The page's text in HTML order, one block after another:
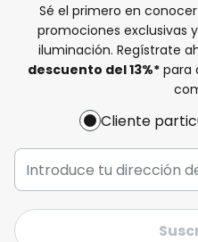
Sé el primero en
promociones exclusivas
iluminación. Regístrate
descuento del13%* para
Cliente